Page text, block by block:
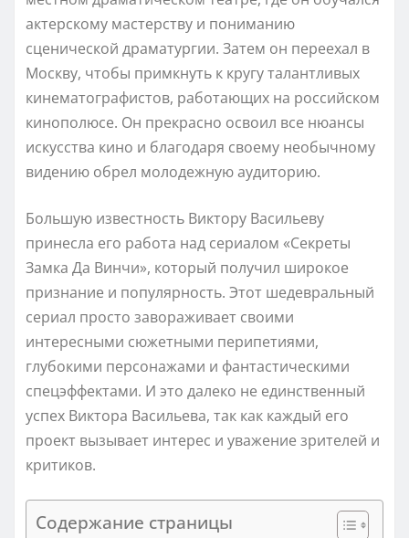
актерскому мастерству и пониманию
сценической драматургии. Затем он переехал в
Москву, чтобы примкнуть к кругу талантливых
кинематографистов, работающих на российском
кинополюсе. Он прекрасно освоил все нюансы
искусства кино и благодаря своему необычному
видению обрел молодежную аудиторию.
Большую известность Виктору Васильеву
принесла его работа над сериалом «Секреты
Замка Да Винчи», который получил широкое
признание и популярность. Этот шедевральный
сериал просто завораживает своими
интересными сюжетными перипетиями,
глубокими персонажами и фантастическими
спецэффектами. И это далеко не единственный
успех Виктора Васильева, так как каждый его
проект вызывает интерес и уважение зрителей и
критиков.
Содержание страницы